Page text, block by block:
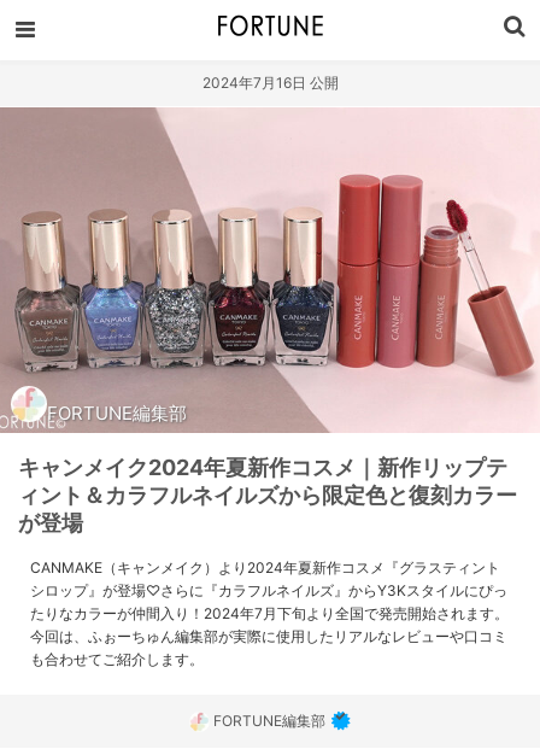
2024年7月16日 公開
FORTUNE編集部
キャンメイク2024年夏新作コスメ｜新作リップテ
ィント＆カラフルネイルズから限定色と復刻カラー
が登場
CANMAKE（キャンメイク）より2024年夏新作コスメ『グラスティント
シロップ』が登場♡さらに『カラフルネイルズ』からY3Kスタイルにぴっ
たりなカラーが仲間入り！2024年7月下旬より全国で発売開始されます。
今回は、ふぉーちゅん編集部が実際に使用したリアルなレビューや口コミ
も合わせてご紹介します。
FORTUNE編集部